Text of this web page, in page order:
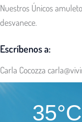
Nuestros Únicos
desvanece.
Escríbenos a:
Carla Cocozza
35°C